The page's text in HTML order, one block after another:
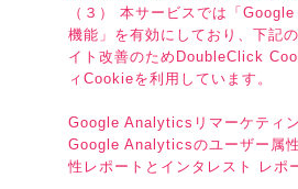
（３） 本サービスでは「
機能」を有効にしており、下記
イト改善のためDoubleClick
ィCookieを利用しています。
Google Analyticsリマーケティ
Google Analyticsのユーザー属
性レポートとインタレスト レポ